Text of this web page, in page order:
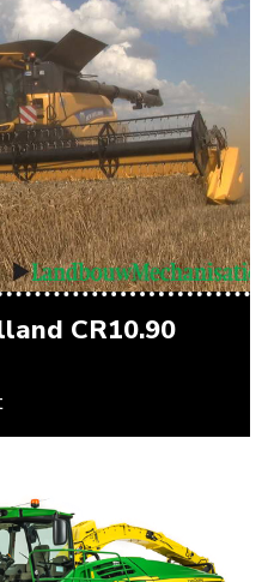
CR10.90